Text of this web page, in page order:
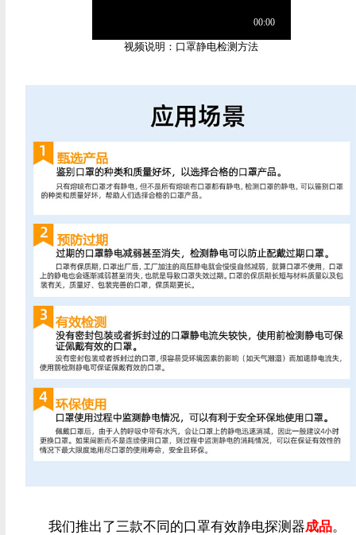
视频说明：口罩静电检测方法
我们推出了三款不同的口罩有效静电探测器成品。